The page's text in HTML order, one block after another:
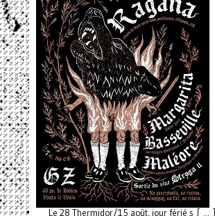
Le 28 Thermidor/15 août, jour férié s [ ... ]